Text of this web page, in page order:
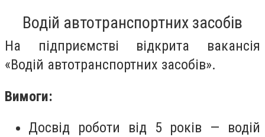
Водій автотранспортних засобів
На підприємстві відкрита вакансія
«Водій автотранспортних засобів».
Вимоги:
Досвід роботи від 5 років — водій